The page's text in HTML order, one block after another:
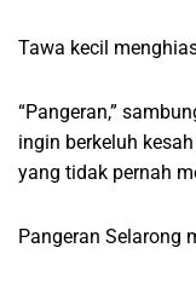
Tawa kecil
“Pangeran,”
ingin berkeluh
yang tidak pernah
Pangeran Selarong